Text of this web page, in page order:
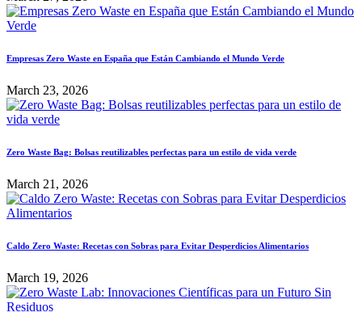
Empresas Zero Waste en España que Están Cambiando el Mundo Verde
March 23, 2026
Zero Waste Bag: Bolsas reutilizables perfectas para un estilo de vida verde
March 21, 2026
Caldo Zero Waste: Recetas con Sobras para Evitar Desperdicios Alimentarios
March 19, 2026